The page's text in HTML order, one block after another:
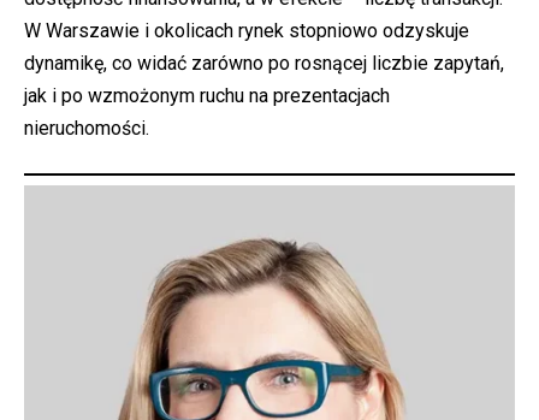
W Warszawie i okolicach rynek stopniowo odzyskuje
dynamikę, co widać zarówno po rosnącej liczbie zapytań,
jak i po wzmożonym ruchu na prezentacjach
nieruchomości.